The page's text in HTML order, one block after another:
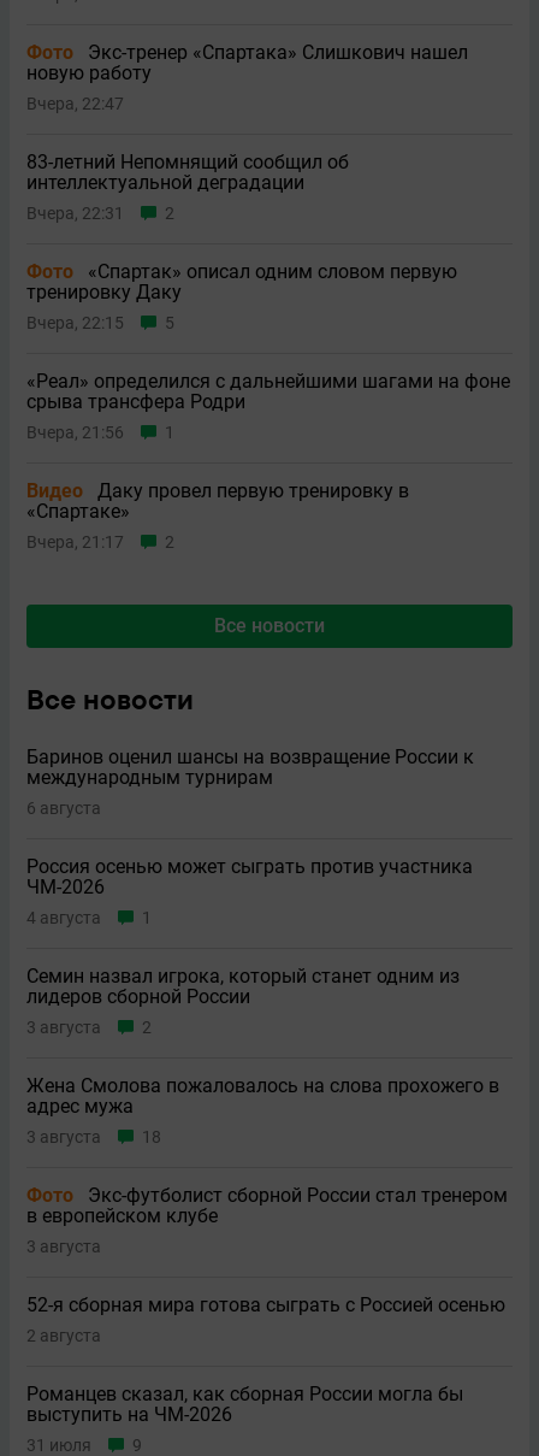
Фото
Экс-тренер «Спартака» Слишкович нашел
новую работу
Вчера, 22:47
83-летний Непомнящий сообщил об
интеллектуальной деградации
Вчера, 22:31 2
Фото
«Спартак» описал одним словом первую
тренировку Даку
Вчера, 22:15 5
«Реал» определился с дальнейшими шагами на фоне
срыва трансфера Родри
Вчера, 21:56 1
Видео
Даку провел первую тренировку в
«Спартаке»
Вчера, 21:17 2
Все новости
Все новости
Баринов оценил шансы на возвращение России к
международным турнирам
6 августа
Россия осенью может сыграть против участника
ЧМ-2026
4 августа 1
Семин назвал игрока, который станет одним из
лидеров сборной России
3 августа 2
Жена Смолова пожаловалось на слова прохожего в
адрес мужа
3 августа 18
Фото
Экс-футболист сборной России стал тренером
в европейском клубе
3 августа
52-я сборная мира готова сыграть с Россией осенью
2 августа
Романцев сказал, как сборная России могла бы
выступить на ЧМ-2026
31 июля 9